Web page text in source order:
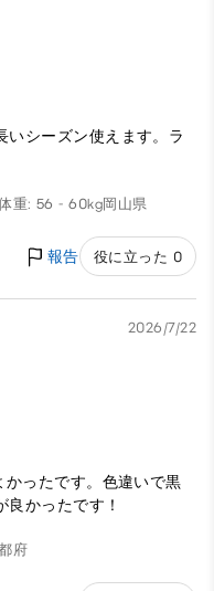
いシーズン使えます。ラ
重: 56 - 60kg岡山県
報告 役に立った 0
2026/7/22
ったです。色違いで黒
かったです！
府